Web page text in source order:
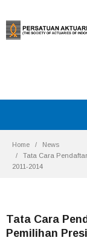
Home
News
Tata Cara
2011-2014
Tata Cara
Pemilihan